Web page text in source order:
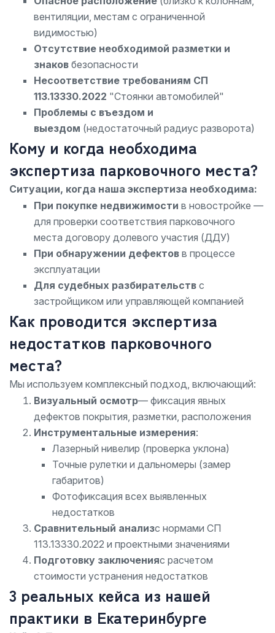
вентиляции, местам с ограниченной
видимостью)
Отсутствие необходимой разметки и
знаков безопасности
Несоответствие требованиям СП
113.13330.2022 "Стоянки автомобилей"
Проблемы с въездом и
выездом (недостаточный радиус разворота)
Кому и когда необходима
экспертиза парковочного места?
Ситуации, когда наша экспертиза необходима:
При покупке недвижимости в новостройке —
для проверки соответствия парковочного
места договору долевого участия (ДДУ)
При обнаружении дефектов в процессе
эксплуатации
Для судебных разбирательств с
застройщиком или управляющей компанией
Как проводится экспертиза
недостатков парковочного
места?
Мы используем комплексный подход, включающий:
Визуальный осмотр— фиксация явных
дефектов покрытия, разметки, расположения
Инструментальные измерения:
Лазерный нивелир (проверка уклона)
Точные рулетки и дальномеры (замер
габаритов)
Фотофиксация всех выявленных
недостатков
Сравнительный анализс нормами СП
113.13330.2022 и проектными значениями
Подготовку заключенияс расчетом
стоимости устранения недостатков
3 реальных кейса из нашей
практики в Екатеринбурге